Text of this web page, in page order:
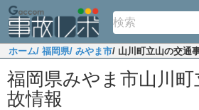
ホーム/ 福岡県/ みやま市/ 山川町立山の交通
福岡県みやま市山川
故情報